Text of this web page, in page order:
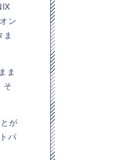
ン
ま
そ
が
パ